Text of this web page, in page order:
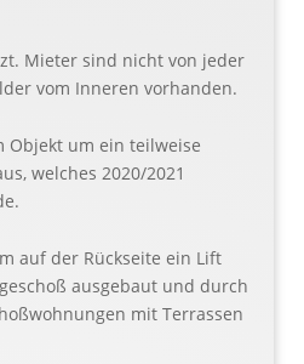
Mieter sind nicht von jeder
vom Inneren vorhanden.
Objekt um ein teilweise
welches 2020/2021
auf der Rückseite ein Lift
ausgebaut und durch
mit Terrassen